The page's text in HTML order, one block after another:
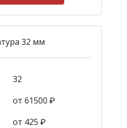
32 мм
32
от 61500 ₽
от 425 ₽